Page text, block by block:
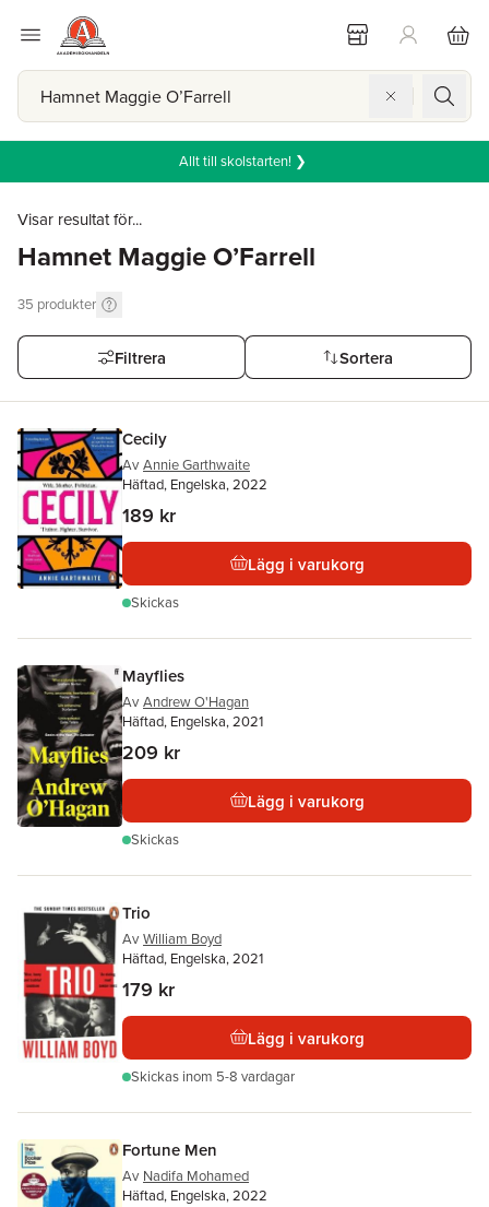
Allt till skolstarten! ❯
Visar resultat för...
Hamnet Maggie O’Farrell
35 produkter
Filtrera Sortera
Cecily
Av Annie Garthwaite
Häftad, Engelska, 2022
189 kr
Lägg i varukorg
Skickas
Mayflies
Av Andrew O'Hagan
Häftad, Engelska, 2021
209 kr
Lägg i varukorg
Skickas
Trio
Av William Boyd
Häftad, Engelska, 2021
179 kr
Lägg i varukorg
Skickas inom 5-8 vardagar
Fortune Men
Av Nadifa Mohamed
Häftad, Engelska, 2022